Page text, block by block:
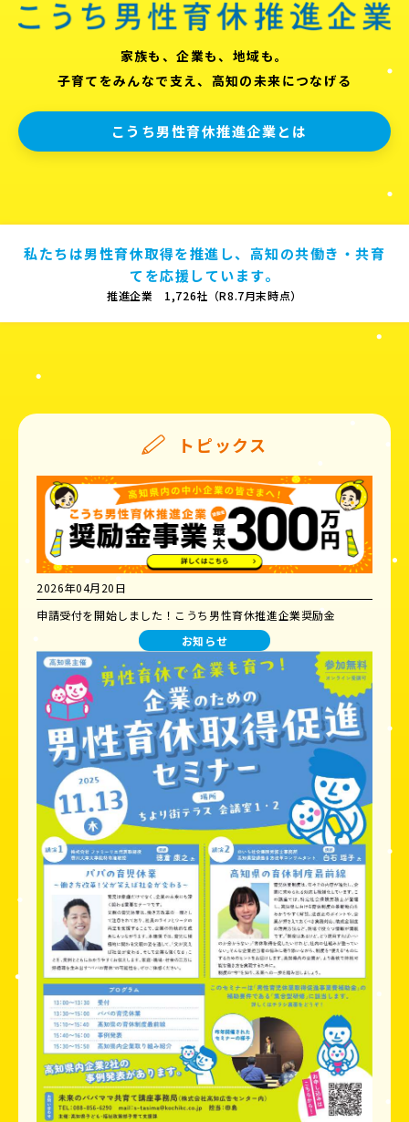
家族も、企業も、地域も。
子育てをみんなで支え、高知の未来につなげる
こうち男性育休推進企業とは
私たちは男性育休取得を推進し、高知の共働き・共育
てを応援しています。
推進企業 1,726社（R8.7月末時点）
トピックス
2026年04月20日
申請受付を開始しました！こうち男性育休推進企業奨励金
お知らせ